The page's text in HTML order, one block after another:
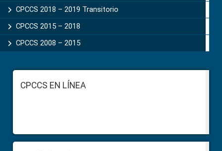
CPCCS 2018 – 2019 Transitorio
CPCCS 2015 – 2018
CPCCS 2008 – 2015
FooterCPCCS EN LÍNEA